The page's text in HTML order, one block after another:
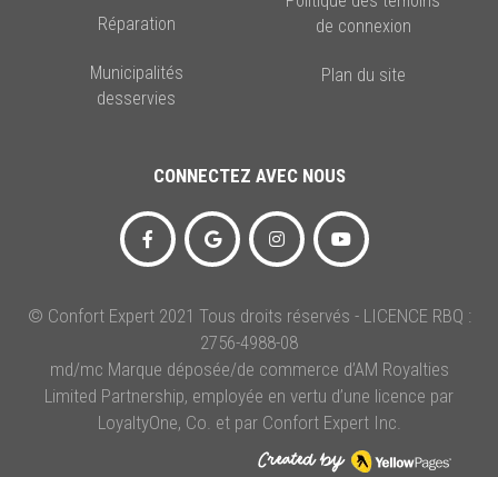
Réparation
Municipalités
desservies
de connexion
Plan du site
CONNECTEZ AVEC NOUS
© Confort Expert 2021 Tous droits réservés - LICENCE RBQ :
2756-4988-08
md/mc Marque déposée/de commerce d’AM Royalties
Limited Partnership, employée en vertu d’une licence par
LoyaltyOne, Co. et par Confort Expert Inc.